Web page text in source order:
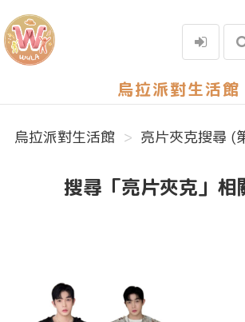
烏拉派對生活館
烏拉派對生活館 亮片夾克搜尋 (
搜尋「亮片夾克」相